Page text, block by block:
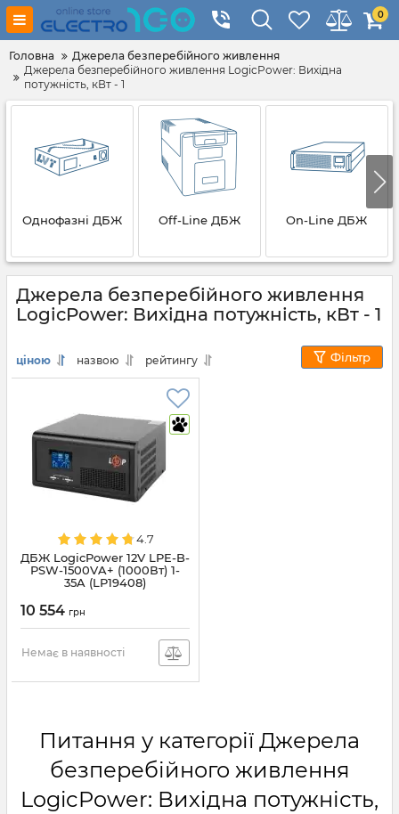
0
Головна
Джерела безперебійного живлення
Джерела безперебійного живлення LogicPower: Вихідна
потужність, кВт - 1
Однофазні ДБЖ Off-Line ДБЖ On-Line ДБЖ
Джерела безперебійного живлення
LogicPower: Вихідна потужність, кВт - 1
ціною назвою рейтингу Фільтр
4.7
ДБЖ LogicPower 12V LPE-B-
PSW-1500VA+ (1000Вт) 1-
35A (LP19408)
10 554 грн
Немає в наявності
Питання у категорії Джерела
безперебійного живлення
LogicPower: Вихідна потужність,